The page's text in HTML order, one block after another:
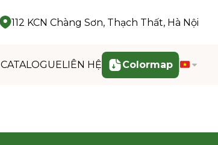
112 KCN Chàng Sơn, Thạch Thất, Hà Nội
CATALOGUELIÊN HỆ Colormap